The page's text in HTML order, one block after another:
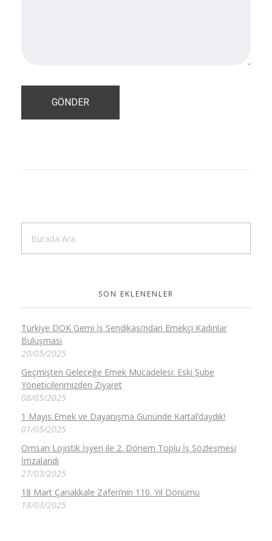
SON EKLENENLER
Türkiye DOK Gemi İş Sendikası’ndan Emekçi Kadınlar
Buluşması
20/05/2025
Geçmişten Geleceğe Emek Mücadelesi: Eski Şube
Yöneticilerimizden Ziyaret
08/05/2025
1 Mayıs Emek ve Dayanışma Gününde Kartal’daydık!
01/05/2025
Omsan Lojistik İşyeri ile 2. Dönem Toplu İş Sözleşmesi
İmzalandı
27/03/2025
18 Mart Çanakkale Zaferi’nin 110. Yıl Dönümü
18/03/2025